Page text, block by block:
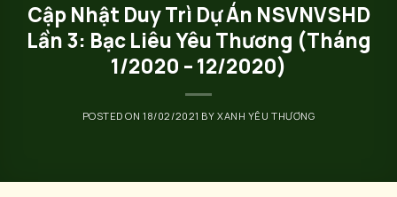
Cập Nhật Duy Trì Dự Án NSVNVSHD
Lần 3: Bạc Liêu Yêu Thương (Tháng
1/2020 – 12/2020)
POSTED ON18/02/2021 BYXANH YÊU THƯƠNG